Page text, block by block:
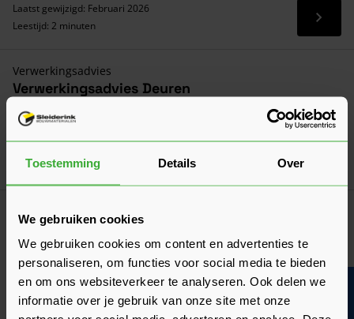
Toestemming Details Over
We gebruiken cookies
We gebruiken cookies om content en advertenties te
personaliseren, om functies voor social media te bieden
en om ons websiteverkeer te analyseren. Ook delen we
informatie over je gebruik van onze site met onze
Laatst gewijzigd: Februari 2026
Leestijd: 2 minuten
Lees
Verwerkingsadvies
Verwerkingsadvies Deuren
Een overzicht met belangrijke aandachtspunten en tips bij de
ontvangst én het verwerken van deuren!
Leestijd: 5 minuten
Algemeen
De draairichting van een deur bepalen
Moet je de draairichting van je nieuwe deur aangeven? Wij
leggen hier uit hoe je de draairichting kunt bepalen!
Laatst gewijzigd: Februari 2026
Leestijd: 2 minuten